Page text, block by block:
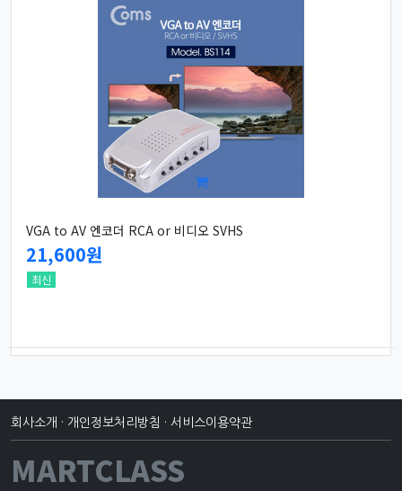
VGA to AV 엔코더 RCA or 비디오 SVHS
21,600원
최신
회사소개 · 개인정보처리방침 · 서비스이용약관
MARTCLASS